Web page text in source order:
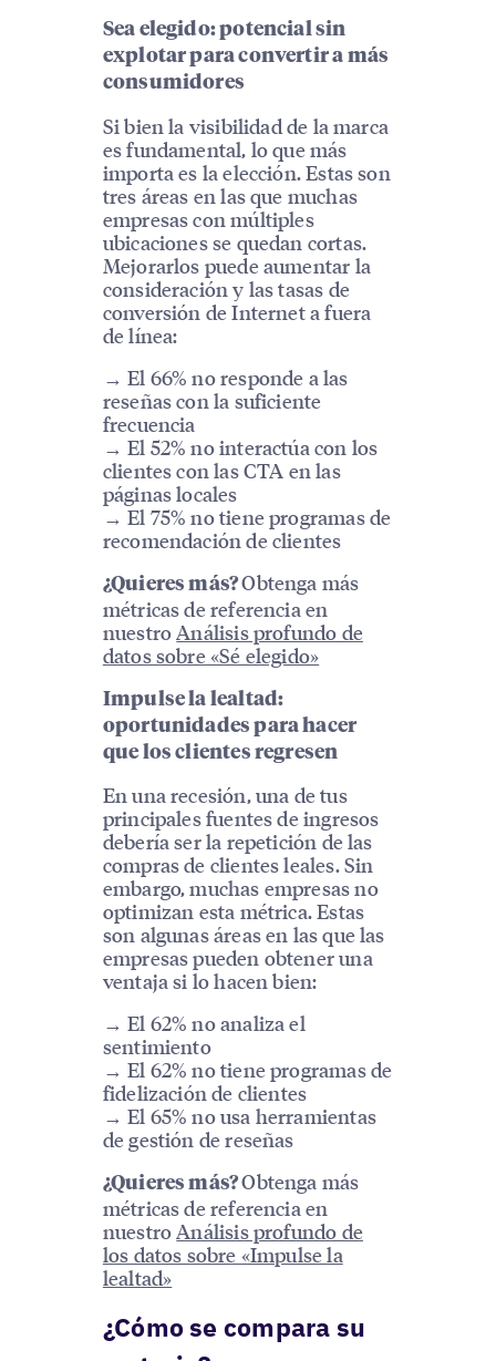
Sea elegido: potencial sin
explotar para convertir a más
consumidores
Si bien la visibilidad de la marca
es fundamental, lo que más
importa es la elección. Estas son
tres áreas en las que muchas
empresas con múltiples
ubicaciones se quedan cortas.
Mejorarlos puede aumentar la
consideración y las tasas de
conversión de Internet a fuera
de línea:
→ El 66% no responde a las
reseñas con la suficiente
frecuencia
→ El 52% no interactúa con los
clientes con las CTA en las
páginas locales
→ El 75% no tiene programas de
recomendación de clientes
¿Quieres más?Obtenga más
métricas de referencia en
nuestroAnálisis profundo de
datos sobre «Sé elegido»
Impulse la lealtad:
oportunidades para hacer
que los clientes regresen
En una recesión, una de tus
principales fuentes de ingresos
debería ser la repetición de las
compras de clientes leales. Sin
embargo, muchas empresas no
optimizan esta métrica. Estas
son algunas áreas en las que las
empresas pueden obtener una
ventaja si lo hacen bien:
→ El 62% no analiza el
sentimiento
→ El 62% no tiene programas de
fidelización de clientes
→ El 65% no usa herramientas
de gestión de reseñas
¿Quieres más?Obtenga más
métricas de referencia en
nuestroAnálisis profundo de
los datos sobre «Impulse la
lealtad»
¿Cómo se compara su